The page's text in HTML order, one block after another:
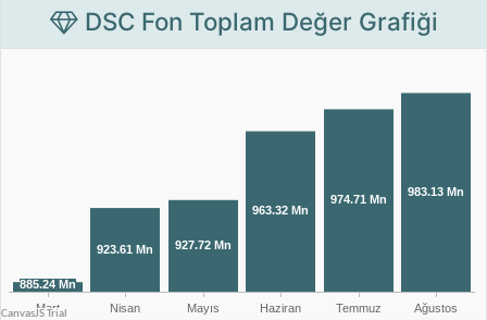
DSC Fon Toplam Değer Grafiği